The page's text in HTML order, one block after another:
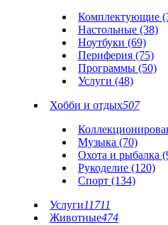
Комплектующие
Настольные (38)
Ноутбуки (69)
Периферия (75)
Программы (50)
Услуги (48)
Хобби и отдых507
Музыка (70)
Охота и рыбалка
Рукоделие (120)
Спорт (134)
Услуги11711
Животные474